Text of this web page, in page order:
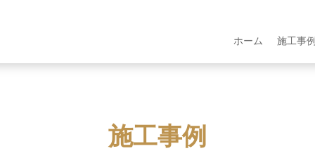
ホーム 施工事
施工事例